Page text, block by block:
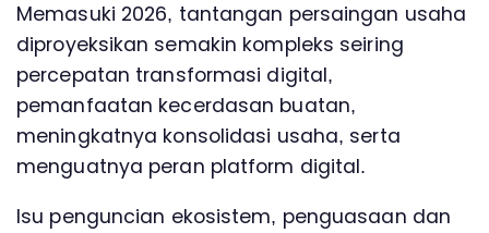
Memasuki 2026, tantangan persaingan usaha
diproyeksikan semakin kompleks seiring
percepatan transformasi digital,
pemanfaatan kecerdasan buatan,
meningkatnya konsolidasi usaha, serta
menguatnya peran platform digital.
Isu penguncian ekosistem, penguasaan dan